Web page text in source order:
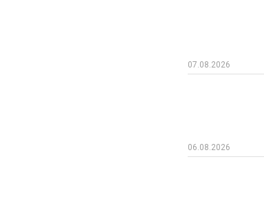
ИТОГИ МЕРОПРИЯТИЙ
07.08.2026
06.08.2026